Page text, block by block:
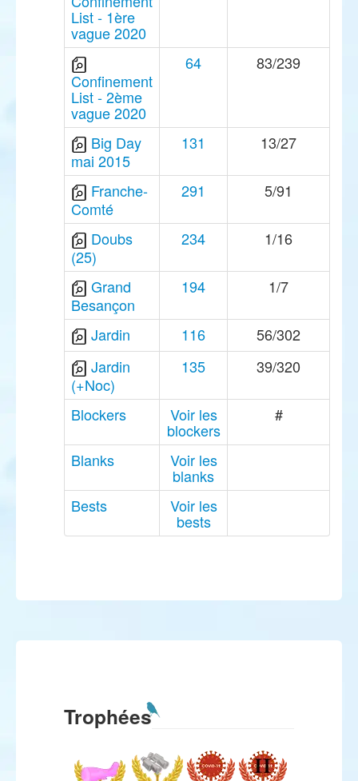
List - 1ère
vague 2020
Confinement
List - 2ème
vague 2020
64 83/239
Big Day
mai 2015
131 13/27
Franche-
Comté
291 5/91
Doubs
(25)
234 1/16
Grand
Besançon
194 1/7
Jardin 116
56/302
Jardin
(+Noc)
135 39/320
Blockers Voir les
blockers
#
Blanks Voir les
blanks
Bests
Voir les
bests
Trophées